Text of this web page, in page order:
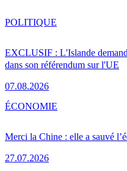
EXCLUSIF : L'Islande
dans son référendum sur l'UE
07.08.2026
POLITIQUE
Merci la Chine : elle a sauvé
27.07.2026
ÉCONOMIE